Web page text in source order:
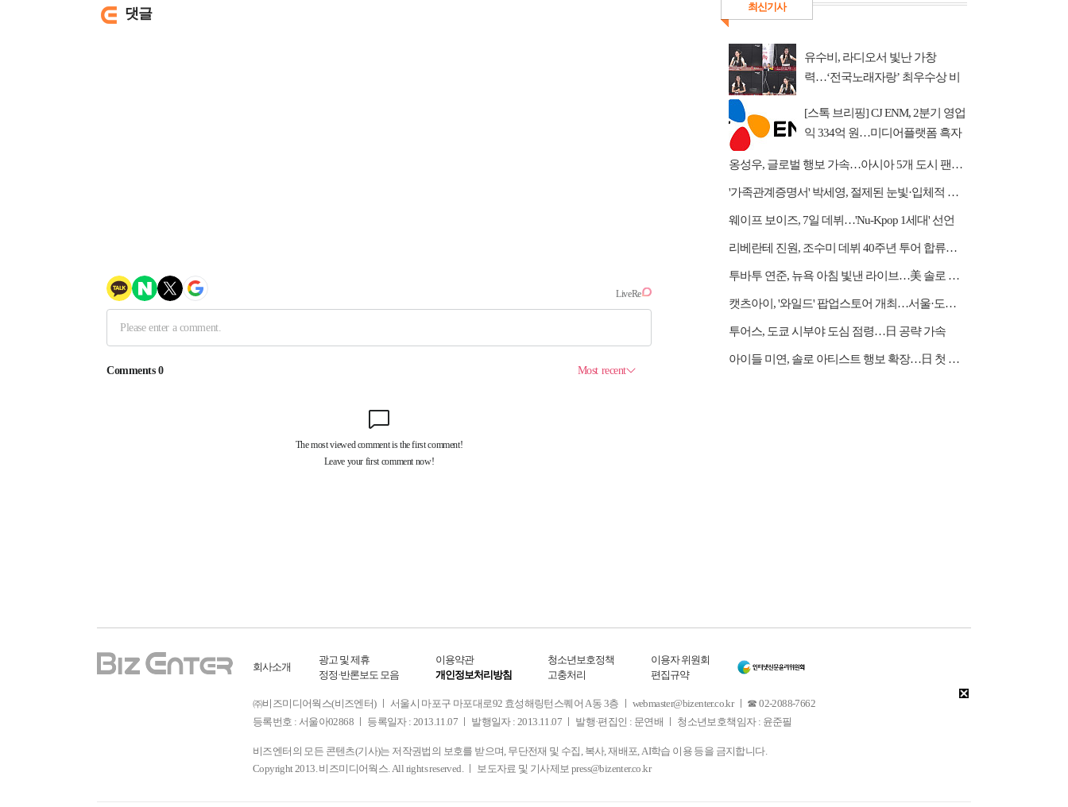
댓글 최신기사
유수비, 라디오서 빛난 가창
력…‘전국노래자랑’ 최우수상 비
[스톡 브리핑] CJ ENM, 2분기 영업
익 334억 원…미디어플랫폼 흑자
옹성우, 글로벌 행보 가속…아시아 5개 도시 팬미팅 개최
'가족관계증명서' 박세영, 절제된 눈빛·입체적 열연
웨이프 보이즈, 7일 데뷔…'Nu-Kpop 1세대' 선언
리베란테 진원, 조수미 데뷔 40주년 투어 합류…듀엣·아리아 가창
투바투 연준, 뉴욕 아침 빛낸 라이브…美 솔로 활동 포문
캣츠아이, '와일드' 팝업스토어 개최…서울·도쿄서 팬 소통
투어스, 도쿄 시부야 도심 점령…日 공략 가속
아이들 미연, 솔로 아티스트 행보 확장…日 첫 디싱 발매 예고
회사소개
광고 및 제휴
정정·반론보도 모음
이용약관
개인정보처리방침
청소년보호정책
고충처리
이용자 위원회
편집규약
㈜비즈미디어웍스(비즈엔터) ㅣ 서울시 마포구 마포대로92 효성해링턴스퀘어 A동 3층 ㅣ webmaster@bizenter.co.kr ㅣ ☎ 02-2088-7662
등록번호 : 서울아02868 ㅣ 등록일자 : 2013.11.07 ㅣ 발행일자 : 2013.11.07 ㅣ 발행·편집인 : 문연배 ㅣ 청소년보호책임자 : 윤준필
비즈엔터의 모든 콘텐츠(기사)는 저작권법의 보호를 받으며, 무단전재 및 수집, 복사, 재배포, AI학습 이용 등을 금지합니다.
Copyright 2013. 비즈미디어웍스. All rights reserved. ㅣ 보도자료 및 기사제보 press@bizenter.co.kr